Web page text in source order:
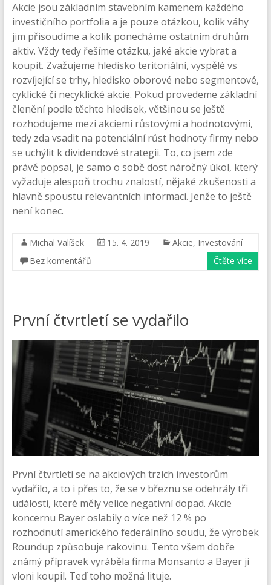
Akcie jsou základním stavebním kamenem každého
investičního portfolia a je pouze otázkou, kolik váhy
jim přisoudíme a kolik ponecháme ostatním druhům
aktiv. Vždy tedy řešíme otázku, jaké akcie vybrat a
koupit. Zvažujeme hledisko teritoriální, vyspělé vs
rozvíjející se trhy, hledisko oborové nebo segmentové,
cyklické či necyklické akcie. Pokud provedeme základní
členění podle těchto hledisek, většinou se ještě
rozhodujeme mezi akciemi růstovými a hodnotovými,
tedy zda vsadit na potenciální růst hodnoty firmy nebo
se uchýlit k dividendové strategii. To, co jsem zde
právě popsal, je samo o sobě dost náročný úkol, který
vyžaduje alespoň trochu znalostí, nějaké zkušenosti a
hlavně spoustu relevantních informací. Jenže to ještě
není konec.
Michal Valíšek 15. 4. 2019 Akcie, Investování
Bez komentářů
Čtěte více
První čtvrtletí se vydařilo
První čtvrtletí se na akciových trzích investorům
vydařilo, a to i přes to, že se v březnu se odehrály tři
události, které měly velice negativní dopad. Akcie
koncernu Bayer oslabily o více než 12 % po
rozhodnutí amerického federálního soudu, že výrobek
Roundup způsobuje rakovinu. Tento všem dobře
známý přípravek vyráběla firma Monsanto a Bayer ji
vloni koupil. Teď toho možná lituje.